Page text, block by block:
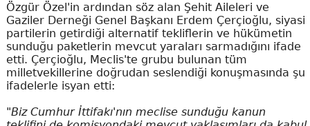
Özgür Özel'in ardından söz alan Şehit Aileleri ve
Gaziler Derneği Genel Başkanı Erdem Çerçioğlu, siyasi
partilerin getirdiği alternatif tekliflerin ve hükümetin
sunduğu paketlerin mevcut yaraları sarmadığını ifade
etti. Çerçioğlu, Meclis'te grubu bulunan tüm
milletvekillerine doğrudan seslendiği konuşmasında şu
ifadelerle isyan etti:
"Biz Cumhur İttifakı'nın meclise sunduğu kanun